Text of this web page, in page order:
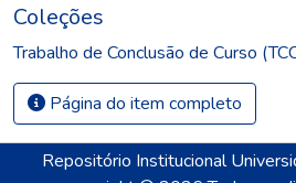
Coleções
Trabalho de Conclusão de Curso
Página do item completo
Repositório Institucional